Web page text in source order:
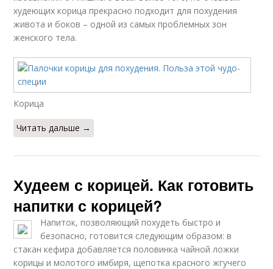
худеющих корица прекрасно подходит для похудения
живота и боков – одной из самых проблемных зон
женского тела.
Корица
Читать дальше →
Худеем с корицей. Как готовить
напитки с корицей?
Напиток, позволяющий похудеть быстро и
безопасно, готовится следующим образом: в
стакан кефира добавляется половинка чайной ложки
корицы и молотого имбиря, щепотка красного жгучего